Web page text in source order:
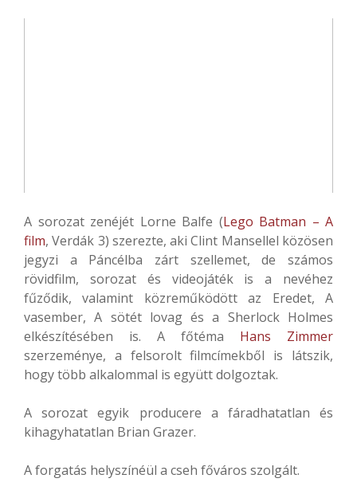
A sorozat zenéjét Lorne Balfe (Lego Batman – A
film, Verdák 3) szerezte, aki Clint Mansellel közösen
jegyzi a Páncélba zárt szellemet, de számos
rövidfilm, sorozat és videojáték is a nevéhez
fűződik, valamint közreműködött az Eredet, A
vasember, A sötét lovag és a Sherlock Holmes
elkészítésében is. A főtéma Hans Zimmer
szerzeménye, a felsorolt filmcímekből is látszik,
hogy több alkalommal is együtt dolgoztak.
A sorozat egyik producere a fáradhatatlan és
kihagyhatatlan Brian Grazer.
A forgatás helyszínéül a cseh főváros szolgált.